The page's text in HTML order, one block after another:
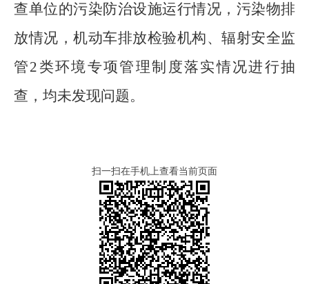
查单位的污染防治设施运行情况，污染物排
放情况， 机动车排放检验机构、 辐射安全监
管2 类环境专项管理制度落实情况进行抽
查 ，均未发现问题。
扫一扫在手机上查看当前页面